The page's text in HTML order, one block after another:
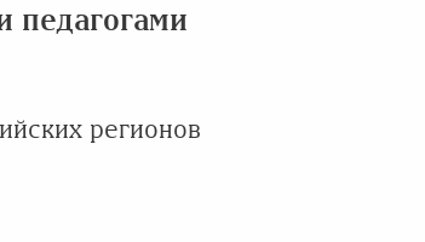
педагогами
регионов